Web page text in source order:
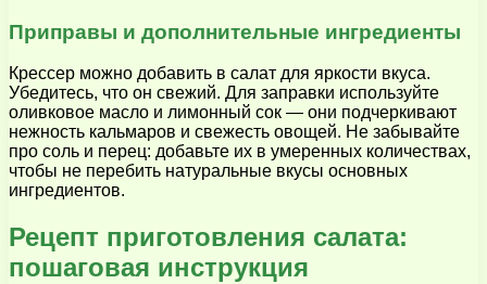
Приправы и дополнительные ингредиенты
Крессер можно добавить в салат для яркости вкуса.
Убедитесь, что он свежий. Для заправки используйте
оливковое масло и лимонный сок — они подчеркивают
нежность кальмаров и свежесть овощей. Не забывайте
про соль и перец: добавьте их в умеренных количествах,
чтобы не перебить натуральные вкусы основных
ингредиентов.
Рецепт приготовления салата:
пошаговая инструкция